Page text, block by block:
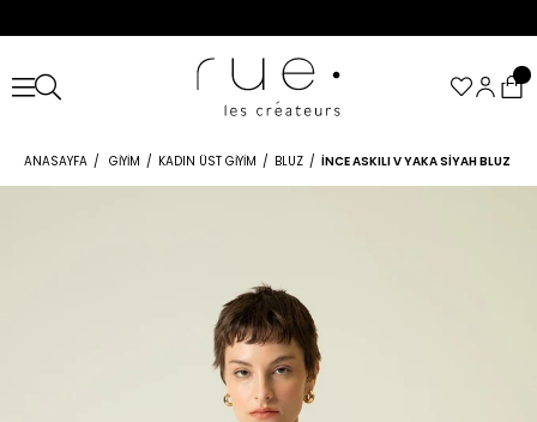
ANASAYFA GIYIM KADIN ÜST GIYIM BLUZ İNCE ASKILI V YAKA SIYAH BLUZ